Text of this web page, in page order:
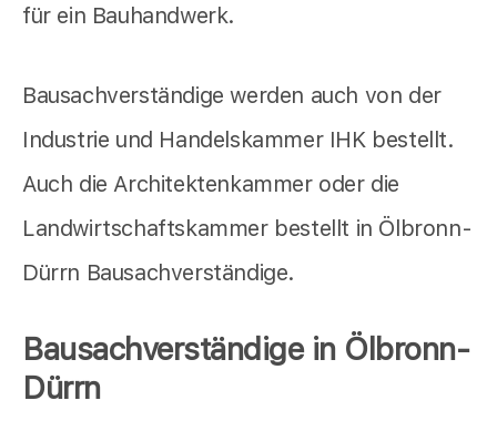
für ein Bauhandwerk.
Bausachverständige werden auch von der
Industrie und Handelskammer IHK bestellt.
Auch die Architektenkammer oder die
Landwirtschaftskammer bestellt in Ölbronn-
Dürrn Bausachverständige.
Bausachverständige in Ölbronn-
Dürrn